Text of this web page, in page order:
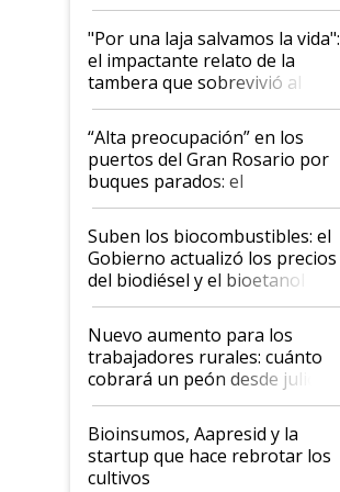
y el peligro de que Argentina
pase a ser "país sucio"
"Por una laja salvamos la vida":
el impactante relato de la
tambera que sobrevivió al
tornado
“Alta preocupación” en los
puertos del Gran Rosario por
buques parados: el
funcionamiento de las
exportadoras en tensión tras
la medida de fuerza de los
prácticos
Suben los biocombustibles: el
Gobierno actualizó los precios
del biodiésel y el bioetanol
Nuevo aumento para los
trabajadores rurales: cuánto
cobrará un peón desde julio
Bioinsumos, Aapresid y la
startup que hace rebrotar los
cultivos